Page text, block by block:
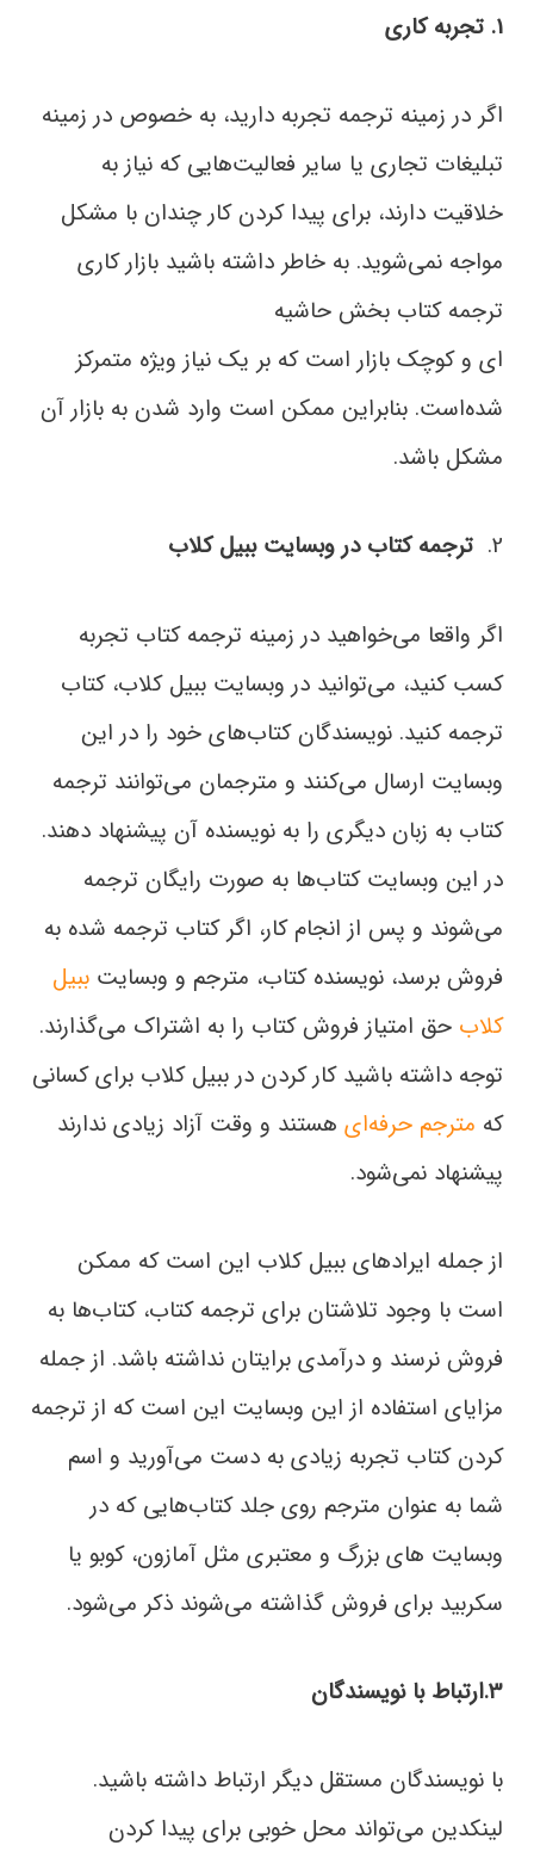
1. تجربه کاری
اگر در زمینه ترجمه تجربه دارید، به خصوص در زمینه
تبلیغات تجاری یا سایر فعالیت‌هایی که نیاز به
خلاقیت دارند، برای پیدا کردن کار چندان با مشکل
مواجه نمی‌شوید. به خاطر داشته باشید بازار کاری
ترجمه کتاب بخش حاشیه
‌ای و کوچک بازار است که بر یک نیاز ویژه متمرکز
شده‌است. بنابراین ممکن است وارد شدن به بازار آن
مشکل باشد.
2. ترجمه کتاب در وبسایت ببیل کلاب
اگر واقعا می‌خواهید در زمینه ترجمه کتاب تجربه
کسب کنید،‌ می‌توانید در وبسایت ببیل کلاب، کتاب
ترجمه کنید. نویسندگان کتاب‌های خود را در این
وبسایت ارسال می‌کنند و مترجمان می‌توانند ترجمه
کتاب به زبان دیگری را به نویسنده آن پیشنهاد دهند.
در این وبسایت کتاب‌ها به صورت رایگان ترجمه
می‌شوند و پس از انجام کار، ‌اگر کتاب ترجمه شده به
فروش برسد، نویسنده کتاب، مترجم و وبسایت ببیل
کلاب حق امتیاز فروش کتاب را به اشتراک می‌گذارند.
توجه داشته باشید کار کردن در ببیل کلاب برای کسانی
که مترجم حرفه‌ای هستند و وقت آزاد زیادی ندارند
پیشنهاد نمی‌شود.
از جمله ایرادهای ببیل کلاب این است که ممکن
است با وجود تلاشتان برای ترجمه کتاب، کتاب‌ها به
فروش نرسند و درآمدی برایتان نداشته باشد. از جمله
مزایای استفاده از این وبسایت این است که از ترجمه
کردن کتاب تجربه زیادی به دست می‌آورید و اسم
شما به عنوان مترجم روی جلد کتاب‌هایی که در
وبسایت های بزرگ و معتبری مثل آمازون، ‌کوبو یا
سکربید برای فروش گذاشته می‌شوند ذکر می‌شود.
3.ارتباط با نویسندگان
با نویسندگان مستقل دیگر ارتباط داشته باشید.
لینکدین می‌تواند محل خوبی برای پیدا کردن